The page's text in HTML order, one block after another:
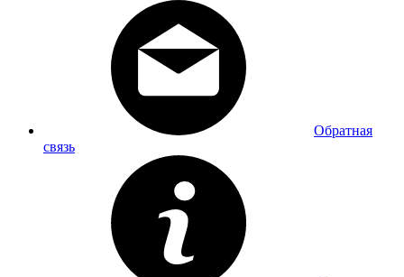
Обратная
связь